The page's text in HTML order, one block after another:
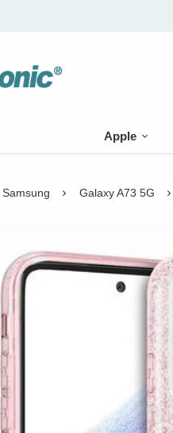
Apple
Samsung Galaxy A73 5G